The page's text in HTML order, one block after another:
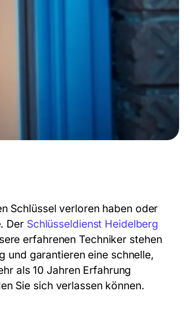
Schlüssel verloren haben oder
Der Schlüsseldienst Heidelberg
erfahrenen Techniker stehen
und garantieren eine schnelle,
als 10 Jahren Erfahrung
Sie sich verlassen können.